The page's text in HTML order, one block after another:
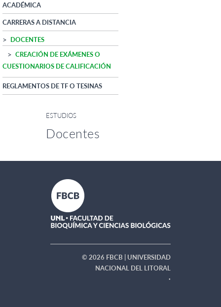
ACADÉMICA
CARRERAS A DISTANCIA
DOCENTES
CREACIÓN DE EXÁMENES O
CUESTIONARIOS DE CALIFICACIÓN
REGLAMENTOS DE TF O TESINAS
ESTUDIOS
Docentes
© 2026 FBCB | UNIVERSIDAD
NACIONAL DEL LITORAL
·